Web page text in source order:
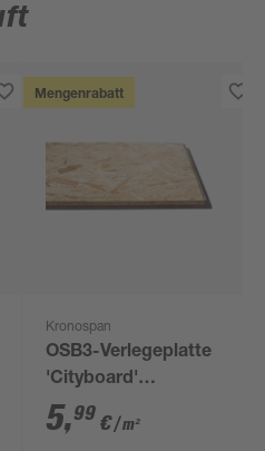
Mengenrabatt
Kronospan
OSB3-Verlegeplatte
'Cityboard'
ungeschliffen 1690 x
634 x 12 mm
5,99 €/ m²